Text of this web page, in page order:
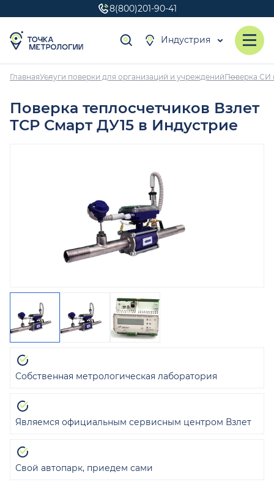
8(800)201-90-41
Индустрия
ГлавнаяУслуги поверки для организаций и учрежденийПоверка СИ
Поверка теплосчетчиков Взлет
ТСР Смарт ДУ15 в Индустрие
Собственная метрологическая лаборатория
Являемся официальным сервисным центром Взлет
Свой автопарк, приедем сами